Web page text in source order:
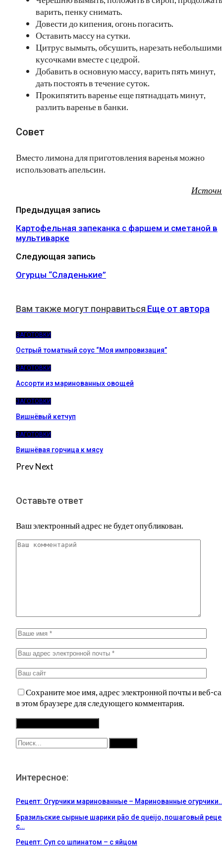
варить, пенку снимать.
Довести до кипения, огонь погасить.
Оставить массу на сутки.
Цитрус вымыть, обсушить, нарезать небольшими
кусочками вместе с цедрой.
Добавить в основную массу, варить пять минут,
дать постоять в течение суток.
Прокипятить варенье еще пятнадцать минут,
разлить варенье в банки.
Совет
Вместо лимона для приготовления варенья можно
использовать апельсин.
Предыдущая запись
Картофельная запеканка с фаршем и сметаной в
мультиварке
Следующая запись
Огурцы “Сладенькие”
Вам также могут понравиться Еще от автора
ЗАГОТОВКИ
Острый томатный соус “Моя импровизация”
ЗАГОТОВКИ
Ассорти из маринованных овощей
ЗАГОТОВКИ
Вишнёвый кетчуп
ЗАГОТОВКИ
Вишнёвая горчица к мясу
PrevNext
Оставьте ответ
Ваш электронный адрес не будет опубликован.
Сохраните мое имя, адрес электронной почты и веб-
в этом браузере для следующего комментария.
Интересное:
Рецепт: Огурчики маринованные – Маринованные
Бразильские сырные шарики pão de queijo, пошаговый
с…
Рецепт: Суп со шпинатом – с яйцом